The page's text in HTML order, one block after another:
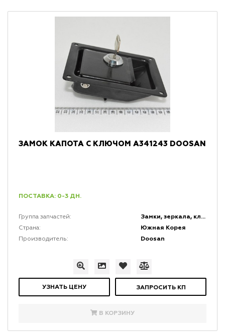
ЗАМОК КАПОТА С КЛЮЧОМ A341243 DOOSAN
ПОСТАВКА: 0-3 ДН.
Группа запчастей: Замки, зеркала, ключи и коврики
Страна: Южная Корея
Производитель: Doosan
УЗНАТЬ ЦЕНУ ЗАПРОСИТЬ КП
В КОРЗИНУ